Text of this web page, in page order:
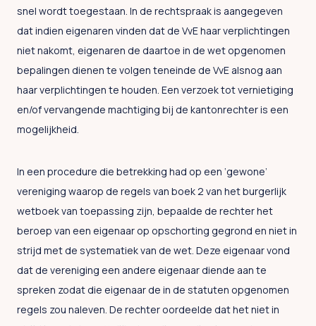
snel wordt toegestaan. In de rechtspraak is aangegeven
dat indien eigenaren vinden dat de VvE haar verplichtingen
niet nakomt, eigenaren de daartoe in de wet opgenomen
bepalingen dienen te volgen teneinde de VvE alsnog aan
haar verplichtingen te houden. Een verzoek tot vernietiging
en/of vervangende machtiging bij de kantonrechter is een
mogelijkheid.
In een procedure die betrekking had op een ‘gewone’
vereniging waarop de regels van boek 2 van het burgerlijk
wetboek van toepassing zijn, bepaalde de rechter het
beroep van een eigenaar op opschorting gegrond en niet in
strijd met de systematiek van de wet. Deze eigenaar vond
dat de vereniging een andere eigenaar diende aan te
spreken zodat die eigenaar de in de statuten opgenomen
regels zou naleven. De rechter oordeelde dat het niet in